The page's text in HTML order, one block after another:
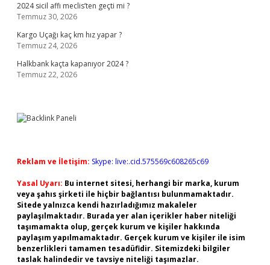
2024 sicil affı meclis’ten geçti mi ?
Temmuz 30, 2026
Kargo Uçağı kaç km hız yapar ?
Temmuz 24, 2026
Halkbank kaçta kapanıyor 2024 ?
Temmuz 22, 2026
Reklam ve İletişim: Skype: live:.cid.575569c608265c69
Yasal Uyarı: Bu internet sitesi, herhangi bir marka, kurum
veya şahıs şirketi ile hiçbir bağlantısı bulunmamaktadır.
Sitede yalnızca kendi hazırladığımız makaleler
paylaşılmaktadır. Burada yer alan içerikler haber niteliği
taşımamakta olup, gerçek kurum ve kişiler hakkında
paylaşım yapılmamaktadır. Gerçek kurum ve kişiler ile isim
benzerlikleri tamamen tesadüfidir. Sitemizdeki bilgiler
taslak halindedir ve tavsiye niteliği taşımazlar.